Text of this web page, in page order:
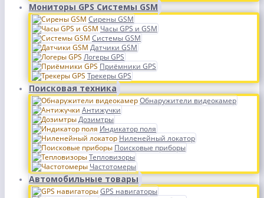
Мониторы GPS Системы GSM
Сирены GSM
Часы GPS и GSM
Системы GSM
Датчики GSM
Логеры GPS
Приёмники GPS
Трекеры GPS
Поисковая техника
Обнаружители видеокамер
Антижучки
Дозимтры
Индикатор поля
Ниленейный локатор
Поисковые приборы
Тепловизоры
Частотомеры
Автомобильные товары
GPS навигаторы